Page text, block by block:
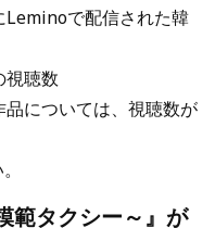
Leminoで配信された韓
視聴数
については、視聴数が
範タクシー～』が